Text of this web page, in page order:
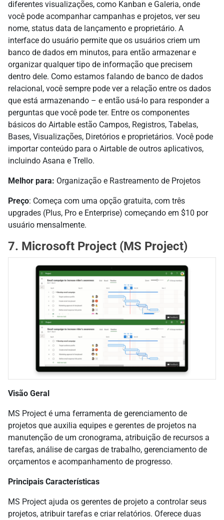
diferentes visualizações, como Kanban e Galeria, onde
você pode acompanhar campanhas e projetos, ver seu
nome, status data de lançamento e proprietário. A
interface do usuário permite que os usuários criem um
banco de dados em minutos, para então armazenar e
organizar qualquer tipo de informação que precisem
dentro dele. Como estamos falando de banco de dados
relacional, você sempre pode ver a relação entre os dados
que está armazenando – e então usá-lo para responder a
perguntas que você pode ter. Entre os componentes
básicos do Airtable estão Campos, Registros, Tabelas,
Bases, Visualizações, Diretórios e proprietários. Você pode
importar conteúdo para o Airtable de outros aplicativos,
incluindo Asana e Trello.
Melhor para: Organização e Rastreamento de Projetos
Preço: Começa com uma opção gratuita, com três
upgrades (Plus, Pro e Enterprise) começando em $10 por
usuário mensalmente.
7. Microsoft Project (MS Project)
Visão Geral
MS Project é uma ferramenta de gerenciamento de
projetos que auxilia equipes e gerentes de projetos na
manutenção de um cronograma, atribuição de recursos a
tarefas, análise de cargas de trabalho, gerenciamento de
orçamentos e acompanhamento de progresso.
Principais Características
MS Project ajuda os gerentes de projeto a controlar seus
projetos, atribuir tarefas e criar relatórios. Oferece duas